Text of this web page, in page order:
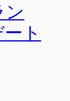
ン
ト